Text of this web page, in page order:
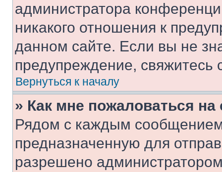
администратора
никакого отношения к
данном сайте. Если вы не
предупреждение,
Вернуться к началу
» Как мне пожаловаться
Рядом с каждым сообщением
предназначенную для
разрешено